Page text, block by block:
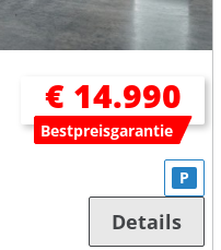
€ 14.990
Bestpreisgarantie
P
Details